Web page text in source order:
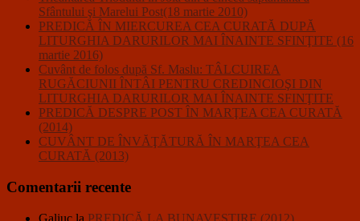
Sfântului şi Marelui Post(18 martie 2010)
PREDICĂ ÎN MIERCUREA CEA CURATĂ DUPĂ
LITURGHIA DARURILOR MAI ÎNAINTE SFINŢITE (16
martie 2016)
Cuvânt de folos după Sf. Maslu: TÂLCUIREA
RUGĂCIUNII ÎNTÂI PENTRU CREDINCIOŞI DIN
LITURGHIA DARURILOR MAI ÎNAINTE SFINŢITE
PREDICĂ DESPRE POST ÎN MARŢEA CEA CURATĂ
(2014)
CUVÂNT DE ÎNVĂŢĂTURĂ ÎN MARŢEA CEA
CURATĂ (2013)
Comentarii recente
Galiuc la PREDICĂ LA BUNAVESTIRE (2012)